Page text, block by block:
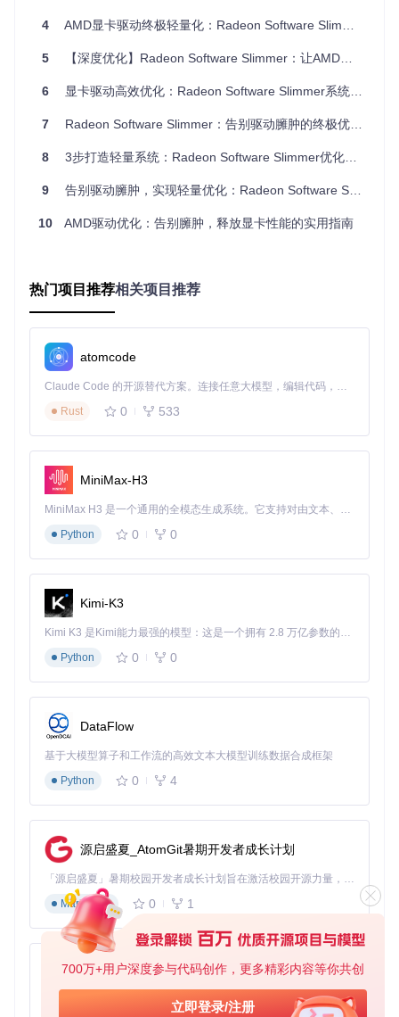
700万+用户深度参与代码创作，更多精彩内容等你共创
立即登录/注册
安全操作沙箱：所有修改在隔离环境中进行，避免系统风险
引擎处理安装文件，借助Windows API实现注册表和计划任务
硬件要求：AMD Radeon RX 400系列及以上显卡
操作；建议创建系统还原点，以防意外情况发生。
获取工具的官方渠道：
git clone
启动智能分析，生成优化方案
运行工具后，程序会自动执行三项核心检测：
硬件配置分析：根据显卡型号和系统配置推荐优化策略
的"必要性等级"：
🟢 核心必要组件（不可移除）
🟡 可选功能组件（按需保留）
定制优化策略，执行精简操作
基于分析报告，用户可通过直观的界面进行组件筛选：
推荐优化组合
组件
建议保留
显示
核心
图形驱动、Ope
保证基础显示
R准备工具
源占用
系统
显示控制服务
计划
任务
无
性能日志、
错误报告
消除不必要的
系统唤醒
优化过程完全可视化，用户可实时查看每个操作的进度和影
响，平均耗时约5-8分钟。
4 AMD显卡驱动终极轻量化：Radeon Software Slimmer完整使用指南
5 【深度优化】Radeon Software Slimmer：让AMD显卡驱动轻装上阵的终极方案
6 显卡驱动高效优化：Radeon Software Slimmer系统资源释放指南
7 Radeon Software Slimmer：告别驱动臃肿的终极优化工具
8 3步打造轻量系统：Radeon Software Slimmer优化方案与效率提升指南
9 告别驱动臃肿，实现轻量优化：Radeon Software Slimmer让AMD显卡性能提升新体验
10 AMD驱动优化：告别臃肿，释放显卡性能的实用指南
热门项目推荐相关项目推荐
atomcode
Claude Code 的开源替代方案。连接任意大模型，编辑代码，运行命令，自动验证 — 全自动执行。用 Rust 构建，极致性能。 ｜ An open-source alternative to Claude Code. Connect any LLM, edit code, run commands, and verify changes — autonomously. Built in Rust for speed. Get Started
Rust
0 533
MiniMax-H3
MiniMax H3 是一个通用的全模态生成系统。它支持对由文本、图像、视频和音频组成的多模态上下文进行统一理解，并能生成分辨率高达 2K、时长可达 15 秒的带原生立体声音频的视频。得益于面向任务泛化的系统设计，H3 在预训练阶段就已具备广泛的多模态上下文理解与生成能力，能够出色地执行复杂的多模态指令。
Python
0 0
Kimi-K3
Kimi K3 是Kimi能力最强的模型：这是一个拥有 2.8 万亿参数的混合专家（MoE）模型，具备原生视觉理解能力，并支持 100 万 token 的上下文窗口。
Python
0 0
DataFlow
基于大模型算子和工作流的高效文本大模型训练数据合成框架
Python
0 4
源启盛夏_AtomGit暑期开发者成长计划
「源启盛夏」暑期校园开发者成长计划旨在激活校园开源力量，通过积分激励、认证扶持、资源倾斜等形式，引导高校组织和开发者完成「入驻 — 建项目 — 做贡献 — 获认证 — 得资源」的完整闭环。无论你是想带领社团入驻平台的组织者，还是希望用代码贡献证明自己的开发者，都能在这里找到属于你的成长路径。
Markdown
0 1
py-xiaozhi
基于Python的Xiaozhi AI，适用于想要完整Xiaozhi体验而无需拥有专用硬件的用户。